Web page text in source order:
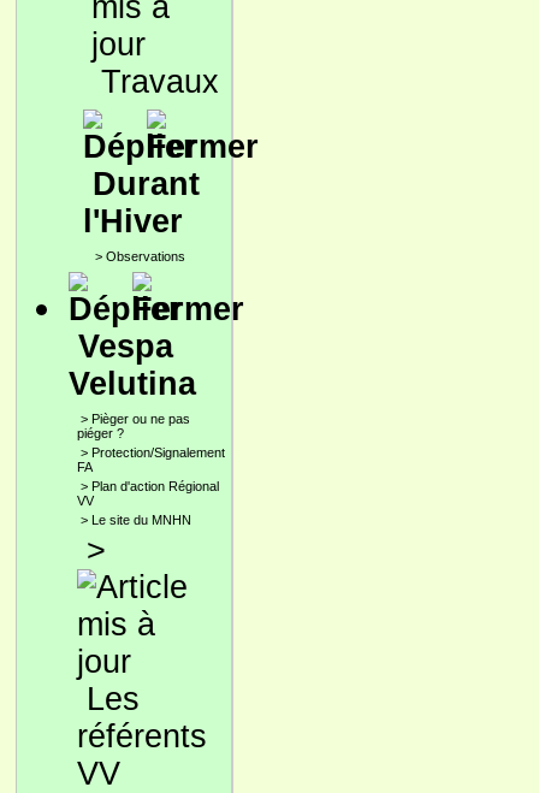
Travaux
Durant
l'Hiver
> Observations
Vespa
Velutina
> Pièger ou ne pas
piéger ?
> Protection/Signalement
FA
> Plan d'action Régional
VV
> Le site du MNHN
>
Les
référents
VV